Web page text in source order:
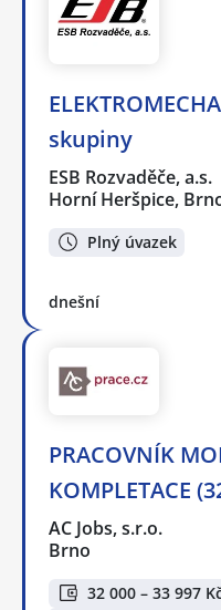
skupiny
ESB Rozvaděče, a.s.
Horní Heršpice,
Plný úvazek
dnešní
PRACOVNÍK
KOMPLETACE
AC Jobs, s.r.o.
Brno
32 000 – 33 997